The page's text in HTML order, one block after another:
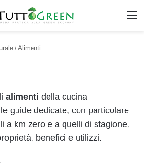
/ Alimenti
alimenti della cucina
guide dedicate, con particolare
a km zero e a quelli di stagione,
benefici e utilizzi.